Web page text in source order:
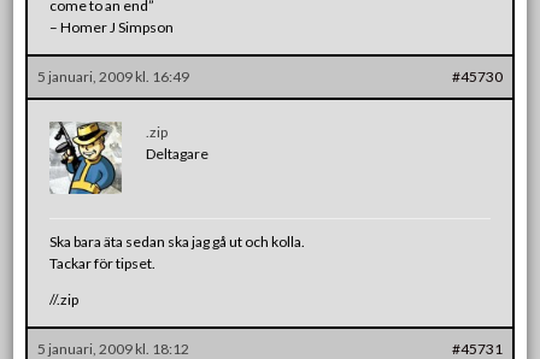
come to an end”
– Homer J Simpson
5 januari, 2009 kl. 16:49 #45730
.zip
Deltagare
Ska bara äta sedan ska jag gå ut och kolla.
Tackar för tipset.
//.zip
5 januari, 2009 kl. 18:12 #45731